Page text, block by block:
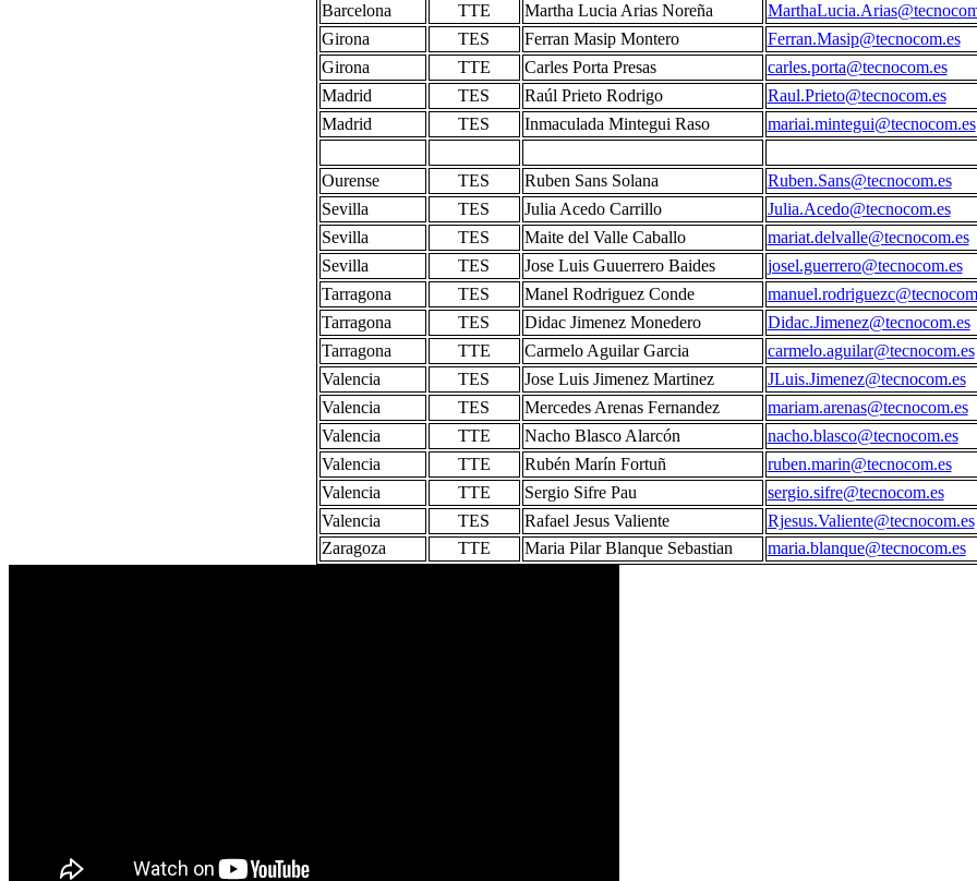
Barcelona TTE Martha Lucia Arias Noreña
Girona
TES Ferran Masip Montero
Ferran.Masip@tecnocom.es
Girona
TTE Carles Porta Presas
carles.porta@tecnocom.es
Madrid
TES Raúl Prieto Rodrigo
Raul.Prieto@tecnocom.es
Madrid
TES Inmaculada Mintegui Raso mariai.mintegui@tecnocom.es
Ourense TES Ruben Sans Solana
Ruben.Sans@tecnocom.es
Sevilla
TES Julia Acedo Carrillo
Julia.Acedo@tecnocom.es
Sevilla
TES Maite del Valle Caballo
mariat.delvalle@tecnocom.es
Sevilla
TES Jose Luis Guuerrero Baides
josel.guerrero@tecnocom.es
Tarragona
TES Manel Rodriguez Conde
Tarragona
TES Didac Jimenez Monedero
Didac.Jimenez@tecnocom.es
Tarragona
TTE Carmelo Aguilar Garcia
carmelo.aguilar@tecnocom.es
Valencia
TES Jose Luis Jimenez Martinez
JLuis.Jimenez@tecnocom.es
Valencia
TES Mercedes Arenas Fernandez
mariam.arenas@tecnocom.es
Valencia
TTE Nacho Blasco Alarcón
nacho.blasco@tecnocom.es
Valencia
TTE Rubén Marín Fortuñ
ruben.marin@tecnocom.es
Valencia
TTE Sergio Sifre Pau
sergio.sifre@tecnocom.es
Valencia
TES Rafael Jesus Valiente
Rjesus.Valiente@tecnocom.es
Zaragoza
TTE Maria Pilar Blanque Sebastian maria.blanque@tecnocom.es